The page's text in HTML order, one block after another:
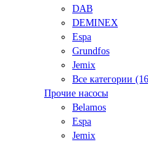
DAB
DEMINEX
Espa
Grundfos
Jemix
Все категории
Прочие насосы
Belamos
Espa
Jemix